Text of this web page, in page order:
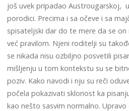
još uvek pripadao Austrougarskoj,
porodici. Precima i sa očeve i sa
spisateljski dar do te mere da se
već pravilom. Njeni roditelji su
se nikada nisu ozbiljno posvetili
mišljenju u tom kontekstu su se
poziv. Kako navodi i nju su reči
počela pokazivati sklonost ka
kao nešto sasvim normalno.